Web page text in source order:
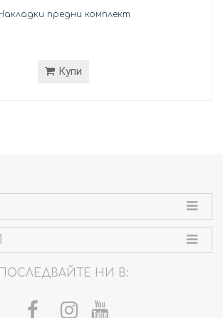
предни комплект
Купи
ПОСЛЕДВАЙТЕ НИ В: